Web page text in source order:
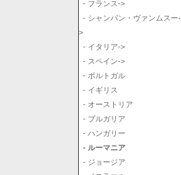
- フランス->
- シャンパン・ヴァンムスー-
>
- イタリア->
- スペイン->
- ポルトガル
- イギリス
- オーストリア
- ブルガリア
- ハンガリー
- ルーマニア
- ジョージア